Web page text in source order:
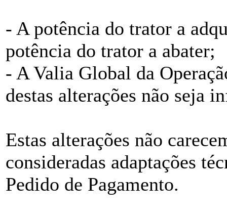
- A potência do trator a
potência do trator a abater;
- A Valia Global da
destas alterações não seja
Estas alterações não
consideradas adaptações
Pedido de Pagamento.